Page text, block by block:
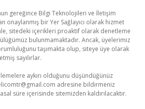
gereğince Bilgi Teknolojileri ve İletişim
onaylanmış bir Yer Sağlayıcı olarak hizmet
sitedeki içerikleri proaktif olarak denetleme
bulunmamaktadır. Ancak, üyelerimiz
taşımakta olup, siteye üye olarak
sayılırlar.
aykırı olduğunu düşündüğünüz
adresine bildirmeniz
süre içerisinde sitemizden kaldırılacaktır.